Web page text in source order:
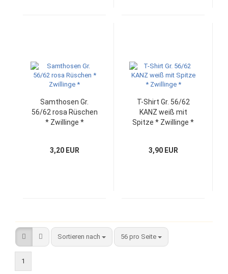
Samthosen Gr.
56/62 rosa Rüschen
* Zwillinge *
3,20 EUR
T-Shirt Gr. 56/62
KANZ weiß mit
Spitze * Zwillinge *
3,90 EUR
Sortieren nach
Sortieren nach 56 pro Seite
pro Seite
1